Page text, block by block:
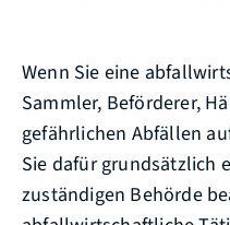
Wenn Sie eine
Sammler, Beförderer,
gefährlichen Abfällen
Sie dafür grundsätzlich
zuständigen Behörde